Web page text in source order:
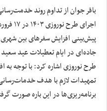
باقر جوان از تداوم روند
اجرای
پیش‌بینی افزایش سفرهای بین
جاده‌ای در ایام تعطیلات عید سعید
طرح نوروزی اشاره کرد: با توجه به
تمهیدات لازم با هدف خدمات‌رسانی
برنامه‌ریزی‌ها در این باره صورت